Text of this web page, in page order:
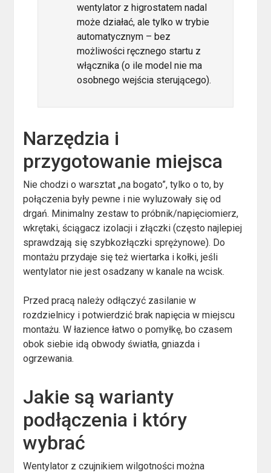
wentylator z higrostatem nadal
może działać, ale tylko w trybie
automatycznym – bez
możliwości ręcznego startu z
włącznika (o ile model nie ma
osobnego wejścia sterującego).
Narzędzia i
przygotowanie miejsca
Nie chodzi o warsztat „na bogato”, tylko o to, by
połączenia były pewne i nie wyluzowały się od
drgań. Minimalny zestaw to próbnik/napięciomierz,
wkrętaki, ściągacz izolacji i złączki (często najlepiej
sprawdzają się szybkozłączki sprężynowe). Do
montażu przydaje się też wiertarka i kołki, jeśli
wentylator nie jest osadzany w kanale na wcisk.
Przed pracą należy odłączyć zasilanie w
rozdzielnicy i potwierdzić brak napięcia w miejscu
montażu. W łazience łatwo o pomyłkę, bo czasem
obok siebie idą obwody światła, gniazda i
ogrzewania.
Jakie są warianty
podłączenia i który
wybrać
Wentylator z czujnikiem wilgotności można